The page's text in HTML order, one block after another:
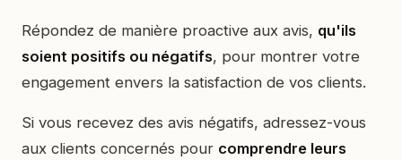
Répondez de manière proactive aux avis, qu'ils
soient positifs ou négatifs, pour montrer votre
engagement envers la satisfaction de vos clients.
Si vous recevez des avis négatifs, adressez-vous
aux clients concernés pour comprendre leurs